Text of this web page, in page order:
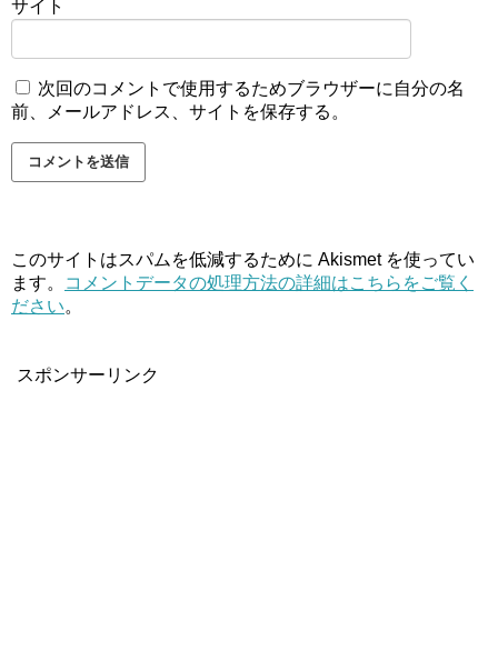
サイト
次回のコメントで使用するためブラウザーに自分の名
前、メールアドレス、サイトを保存する。
このサイトはスパムを低減するために Akismet を使ってい
ます。
コメントデータの処理方法の詳細はこちらをご覧く
ださい。
スポンサーリンク